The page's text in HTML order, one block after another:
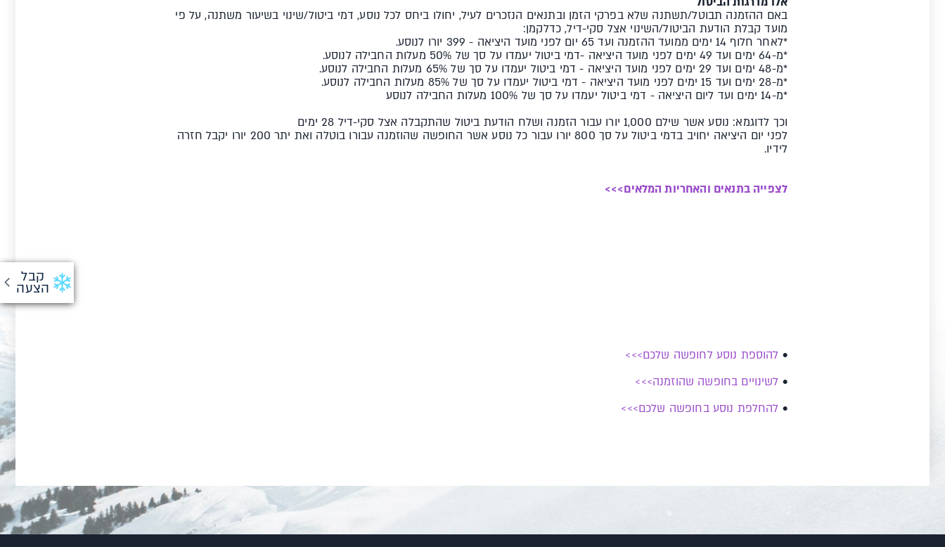
קבל
הצעה
באם ההזמנה תבוטל/תשתנה שלא בפרקי הזמן ובתנאים הנזכרים לעיל, יחולו ביחס לכל נוסע, דמי ביטול/שינוי בשיעור משתנה, על פי
מועד קבלת הודעת הביטול/השינוי אצל סקי-דיל, כדלקמן:
*לאחר חלוף 14 ימים ממועד ההזמנה ועד 65 יום לפני מועד היציאה - 399 יורו לנוסע.
*מ-64 ימים ועד 49 ימים לפני מועד היציאה -דמי ביטול יעמדו על סך של 50% מעלות החבילה לנוסע.
*מ-48 ימים ועד 29 ימים לפני מועד היציאה - דמי ביטול יעמדו על סך של 65% מעלות החבילה לנוסע.
*מ-28 ימים ועד 15 ימים לפני מועד היציאה - דמי ביטול יעמדו על סך של 85% מעלות החבילה לנוסע.
*מ-14 ימים ועד ליום היציאה - דמי ביטול יעמדו על סך של 100% מעלות החבילה לנוסע
וכך לדוגמא: נוסע אשר שילם 1,000 יורו עבור הזמנה ושלח הודעת ביטול שהתקבלה אצל סקי-דיל 28 ימים
לפני יום היציאה יחויב בדמי ביטול על סך 800 יורו עבור כל נוסע אשר החופשה שהוזמנה עבורו בוטלה ואת יתר 200 יורו יקבל חזרה
לידיו.
לצפייה בתנאים והאחריות המלאים>>>
• להוספת נוסע לחופשה שלכם>>>
• לשינויים בחופשה שהוזמנה>>>
• להחלפת נוסע בחופשה שלכם>>>